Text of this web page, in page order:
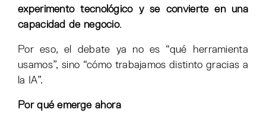
experimento tecnológico y se convierte en una
capacidad de negocio.
Por eso, el debate ya no es “qué herramienta
usamos”, sino “cómo trabajamos distinto gracias a
la IA”.
Por qué emerge ahora